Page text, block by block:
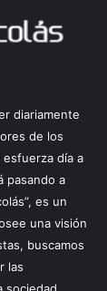
diariamente
de los
día a
pasando a
es un
una visión
buscamos
las